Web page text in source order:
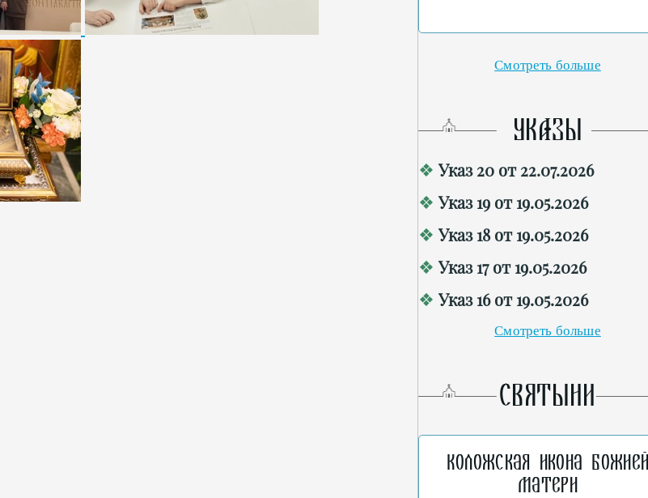
Смотреть больше
УКАЗЫ
Указ 20 от 22.07.2026
Указ 19 от 19.05.2026
Указ 18 от 19.05.2026
Указ 17 от 19.05.2026
Указ 16 от 19.05.2026
Смотреть больше
СВЯТЫНИ
Коложская икона
Матери